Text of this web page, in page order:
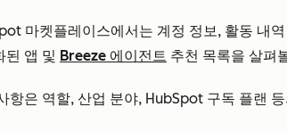
마켓플레이스에서는 계정 정보, 활동 내
된 앱 및 Breeze 에이전트 추천 목록을 살펴
항은 역할, 산업 분야, HubSpot 구독 플랜